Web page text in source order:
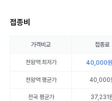
접종비
가격비교 접종료
천왕역최저가 40,000원
천왕역평균가 40,000
전국 평균가 37,231